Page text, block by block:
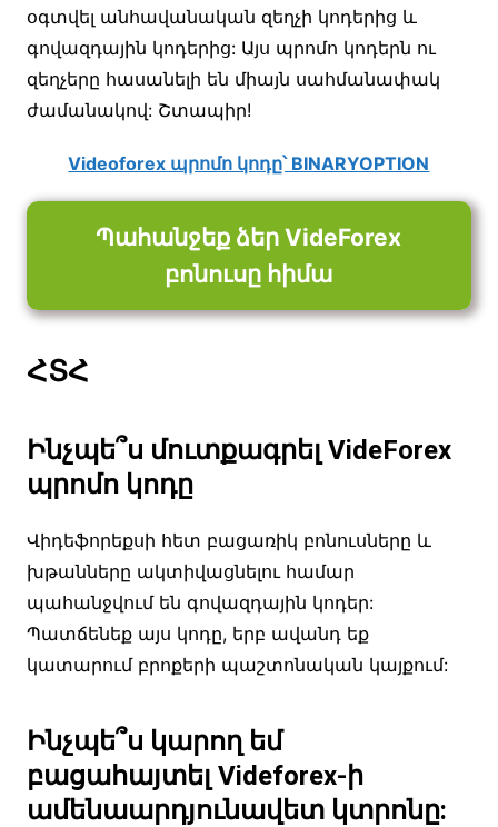
օգտվել անհավանական զեղչի կոդերից և
գովազդային կոդերից: Այս պրոմո կոդերն ու
զեղչերը հասանելի են միայն սահմանափակ
ժամանակով: Շտապիր!
Videoforex պրոմո կոդը՝ BINARYOPTION
Պահանջեք ձեր VideForex
բոնուսը հիմա
ՀՏՀ
Ինչպե՞ս մուտքագրել VideForex
պրոմո կոդը
Վիդեֆորեքսի հետ բացառիկ բոնուսները և
խթանները ակտիվացնելու համար
պահանջվում են գովազդային կոդեր:
Պատճենեք այս կոդը, երբ ավանդ եք
կատարում բրոքերի պաշտոնական կայքում:
Ինչպե՞ս կարող եմ
բացահայտել Videforex-ի
ամենաարդյունավետ կտրոնը: